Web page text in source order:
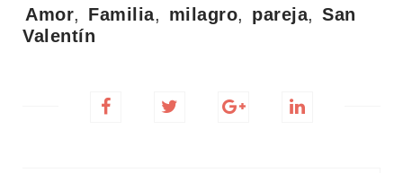
Tags:
Amor, Familia, milagro, pareja, San
Valentín